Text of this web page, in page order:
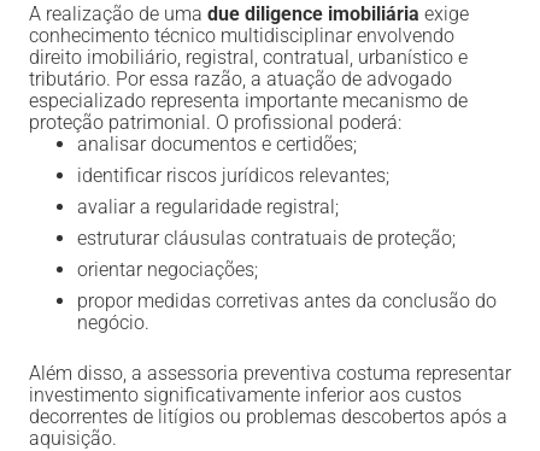
A realização de uma due diligence imobiliária exige
conhecimento técnico multidisciplinar envolvendo
direito imobiliário, registral, contratual, urbanístico e
tributário. Por essa razão, a atuação de advogado
especializado representa importante mecanismo de
proteção patrimonial. O profissional poderá:
analisar documentos e certidões;
identificar riscos jurídicos relevantes;
avaliar a regularidade registral;
estruturar cláusulas contratuais de proteção;
orientar negociações;
propor medidas corretivas antes da conclusão do
negócio.
Além disso, a assessoria preventiva costuma representar
investimento significativamente inferior aos custos
decorrentes de litígios ou problemas descobertos após a
aquisição.